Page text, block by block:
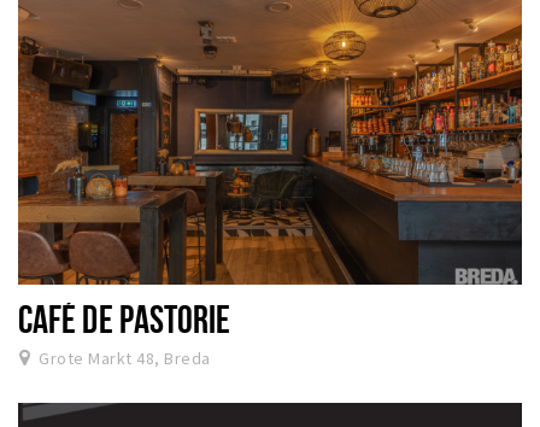
CAFÉ DE PASTORIE
Grote Markt 48, Breda